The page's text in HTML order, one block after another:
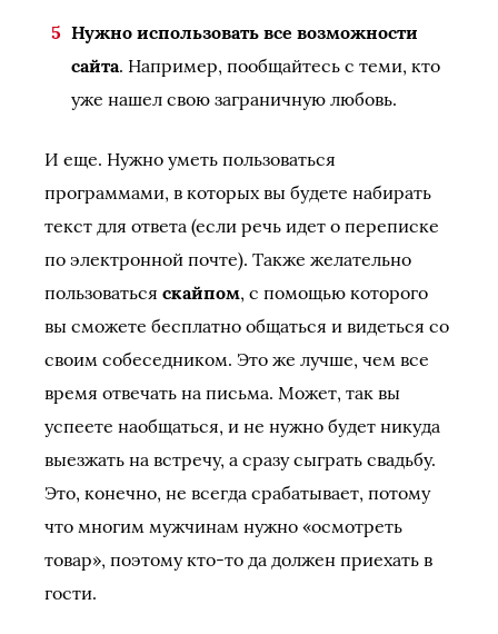
Нужно использовать все возможности
сайта. Например, пообщайтесь с теми, кто
уже нашел свою заграничную любовь.
И еще. Нужно уметь пользоваться
программами, в которых вы будете набирать
текст для ответа (если речь идет о переписке
по электронной почте). Также желательно
пользоваться скайпом, с помощью которого
вы сможете бесплатно общаться и видеться со
своим собеседником. Это же лучше, чем все
время отвечать на письма. Может, так вы
успеете наобщаться, и не нужно будет никуда
выезжать на встречу, а сразу сыграть свадьбу.
Это, конечно, не всегда срабатывает, потому
что многим мужчинам нужно «осмотреть
товар», поэтому кто-то да должен приехать в
гости.